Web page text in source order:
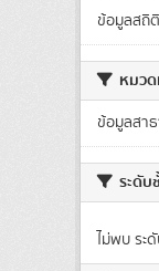
ข้อมูลสถิติ
หมว
ข้อมูลสา
ระดั
ไม่พบ ระ